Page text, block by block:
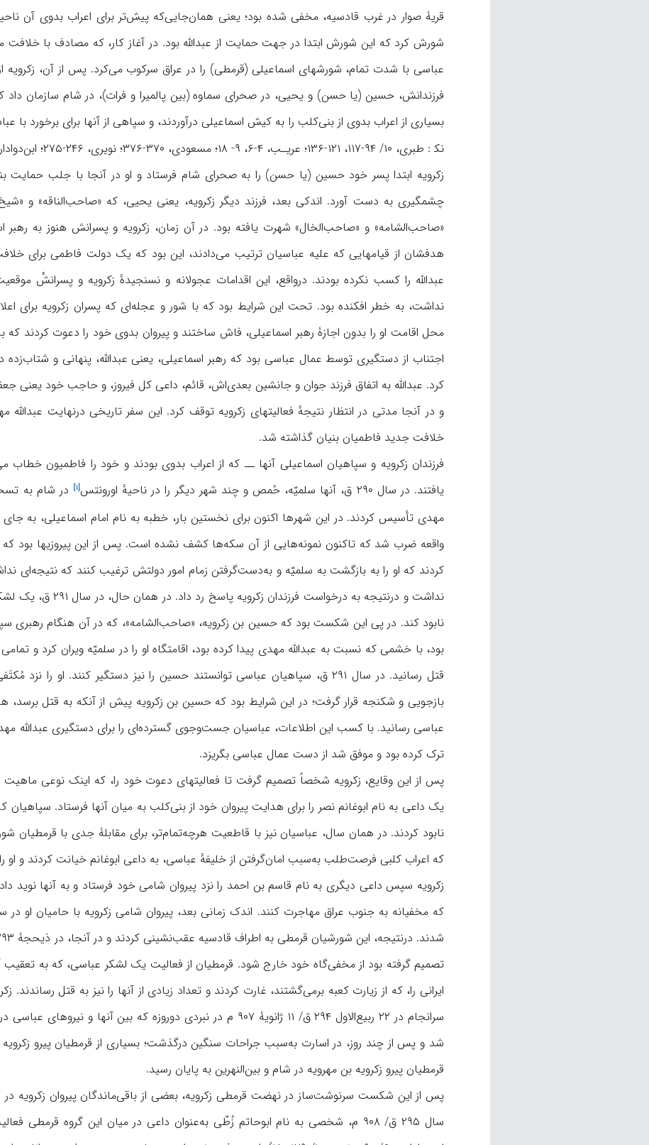
شورش کرد که این شورش ابتدا در جهت حمایت از عبدالله بود. در آغاز کار، که مصادف با خلافت
فرزندانش، حسین (یا حسن) و یحیى، در صحرای سماوه (بین پالمیرا و فرات)، در شام سازمان داد
بسیاری از اعراب بدوی از بنی‌‌کلب را به کیش اسماعیلی درآوردند، و سپاهی از آنها برای برخورد با
نک‍ : طبری، ۱۰/ ۹۴-۱۱۷، ۱۲۱-۱۳۶؛ عریـب، ۴-۶، ۹- ۱۸؛ مسعودی، ۳۷۰-۳۷۶؛ نویری، ۲۴۶-۲۷۵؛ ابن‌دواداری، ۶/ ۶۹- ۸۹؛ مقریزی، ۱/ ۱۶۸- ۱۷۹؛ هالم،
زکرویه ابتدا پسر خود حسین (یا حسن) را به صحرای شام فرستاد و او در آنجا با جلب حمایت
چشمگیری به‌ دست آورد. اندکی بعد، فرزند دیگر زکرویه، یعنی یحیى، که «صاحب‌الناقه» و
«صاحب‌الشامه» و «صاحب‌الخال» شهرت یافته بود. در آن زمان، زکرویه و پسرانش هنوز به رهبر
هدفشان از قیامهایی که علیه عباسیان ترتیب می‌دادند، این بود که یک دولت فاطمی برای
عبدالله را کسب نکرده بودند. درواقع، این اقدامات عجولانه و نسنجیدهٔ زکرویه و پسرانشْ
نداشت، به خطر افکنده بود. تحت این شرایط بود که با شور و عجله‌ای که پسران زکرویه برای
محل اقامت او را بدون اجازۀ رهبر اسماعیلی، فاش ساختند و پیروان بدوی خود را دعوت کردند که
کرد. عبدالله به اتفاق فرزند جوان و جانشین بعدی‌اش، قائم، داعی کل فیروز، و حاجب خود یعنی
خلافت جدید فاطمیان بنیان گذاشته شد.
فرزندان زکرویه و سپاهیان اسماعیلی آنها ــ که از اعراب بدوی بودند و خود را فاطمیون
یافتند. در سال ۲۹۰ ق، آنها سلمیّه، حُمص و چند شهر دیگر را در ناحیهٔ
اورونتس[۱]
در شام به
مهدی تأسیس کردند. در این شهرها اکنون برای نخستین بار، خطبه‌ به نام امام اسماعیلی، به‌
واقعه ضرب شد که تاکنون نمونه‌هایی از آن سکه‌ها کشف نشده است. پس از این پیروزیها بود که
کردند که او را به بازگشت به سلمیّه و به‌دست‌گرفتن زمام امور دولتش ترغیب کنند که نتیجه‌ای
نداشت و درنتیجه به
بود، با خشمی که نسبت به عبدالله مهدی پیدا کرده بود، اقامتگاه او را در سلمیّه ویران کرد و
قتل رسانید. در سال ۲۹۱ ق، سپاهیان عباسی توانستند حسین را نیز دستگیر کنند.
بازجویی و شکنجه قرار گرفت؛ در این شرایط بود که حسین ‌بن زکرویه پیش از آنکه به قتل
عباسی رسانید. با کسب این اطلاعات، عباسیان جست‌وجوی گسترده‌ای را برای دستگیری عبدالله
ترک کرده بود و موفق شد از دست عمال عباسی بگریزد.
یک داعی به نام ابوغانم نصر را برای هدایت پیروان خود از بنی‌‌کلب به میان آنها فرستاد.
نابود کردند. در همان سال، عباسیان نیز با قاطعیت هرچه‌تمام‌تر، برای مقابلۀ جدی با قرمطیان
که اعراب کلبی فرصت‌طلب به‌سبب امان‌گرفتن از خلیفهٔ عباسی، به داعی ابوغانم خیانت کردند و او
زکرویه سپس داعی دیگری به نام قاسم ‌بن‌ احمد را نزد پیروان شامی خود فرستاد و به آنها نوید
که مخفیانه به جنوب عراق مهاجرت کنند. اندک زمانی بعد، پیروان شامی زکرویه با حامیان او در
تصمیم گرفته بود از مخفی‌گاه خود خارج شود. قرمطیان از فعالیت یک لشکر عباسی، که به تعقیب
ایرانی را، که از زیارت کعبه برمی‌گشتند، غارت کردند و تعداد زیادی از آنها را نیز به قتل رساندند.
سرانجام در ۲۲ ربیع‌الاول ۲۹۴ ق/ ۱۱ ژانویۀ ۹۰۷ م در نبردی دوروزه
شد و پس از چند روز، در اسارت به‌سبب جراحات سنگین درگذشت؛ بسیاری از قرمطیان پیرو
قرمطیان پیرو زکرویه بن مهرویه در شام و بین‌النهرین به پایان رسید.
پس از این شکست سرنوشت‌ساز در نهضت قرمطی زکرویه، بعضی از باقی‌ماندگان پیروان زکرویه در